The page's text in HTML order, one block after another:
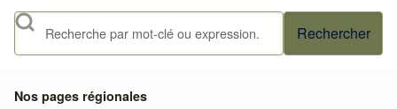
Rechercher
Nos pages régionales